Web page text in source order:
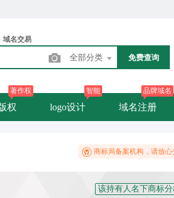
域名交易
全部分类 免费查询
权
著作权
logo设计
智能
域名注册
品牌域名
商标局备案机构，请放心
该持有人名下商标